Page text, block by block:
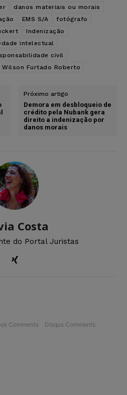
danos materiais ou morais
EMS S/A
fotógrafo
Indenização
intelectual
civil
Wilson Furtado Roberto
Próximo artigo
Demora em desbloqueio de
crédito pela Nubank gera
direito a indenização por
danos morais
Costa
do Portal Juristas
Comments Disqus Comments